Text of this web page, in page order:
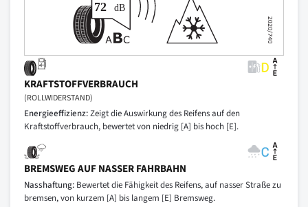
KRAFTSTOFFVERBRAUCH
(ROLLWIDERSTAND)
Energieeffizienz:Zeigt die Auswirkung des Reifens auf den
Kraftstoffverbrauch, bewertet von niedrig [A] bis hoch [E].
BREMSWEG AUF NASSER FAHRBAHN
Nasshaftung: Bewertet die Fähigkeit des Reifens, auf nasser Straße zu
bremsen, von kurzem [A] bis langem [E] Bremsweg.